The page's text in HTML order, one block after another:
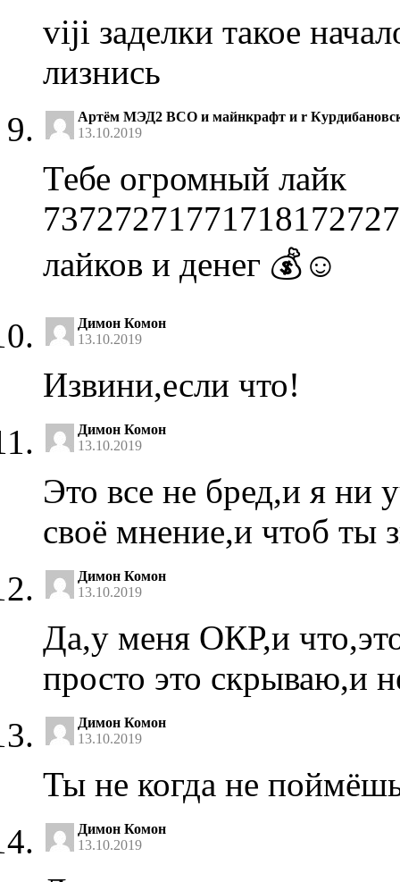
viji заделки такое
лизнись
Артём МЭД2 BCO и майнкрафт и r
13.10.2019
Тебе огромный лайк
лайков и денег 💰☺
Димон Комон
13.10.2019
Извини,если что!
Димон Комон
13.10.2019
Это все не бред,и я ни
своё мнение,и чтоб ты
Димон Комон
13.10.2019
Да,у меня ОКР,и
просто это скрываю,и
Димон Комон
13.10.2019
Ты не когда не
Димон Комон
13.10.2019